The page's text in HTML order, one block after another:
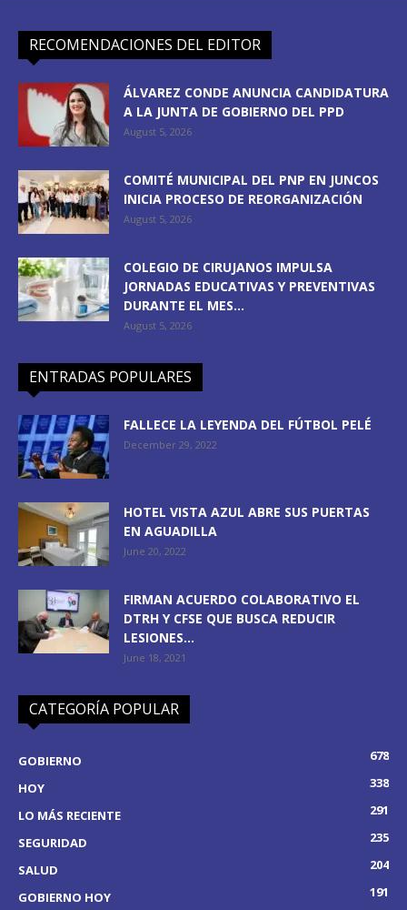
RECOMENDACIONES DEL EDITOR
ÁLVAREZ CONDE ANUNCIA CANDIDATURA
A LA JUNTA DE GOBIERNO DEL PPD
August 5, 2026
COMITÉ MUNICIPAL DEL PNP EN JUNCOS
INICIA PROCESO DE REORGANIZACIÓN
August 5, 2026
COLEGIO DE CIRUJANOS IMPULSA
JORNADAS EDUCATIVAS Y PREVENTIVAS
DURANTE EL MES...
August 5, 2026
ENTRADAS POPULARES
FALLECE LA LEYENDA DEL FÚTBOL PELÉ
December 29, 2022
HOTEL VISTA AZUL ABRE SUS PUERTAS
EN AGUADILLA
June 20, 2022
FIRMAN ACUERDO COLABORATIVO EL
DTRH Y CFSE QUE BUSCA REDUCIR
LESIONES...
June 18, 2021
CATEGORÍA POPULAR
GOBIERNO
678
HOY
338
LO MÁS RECIENTE
291
SEGURIDAD
235
SALUD
204
GOBIERNO HOY
191